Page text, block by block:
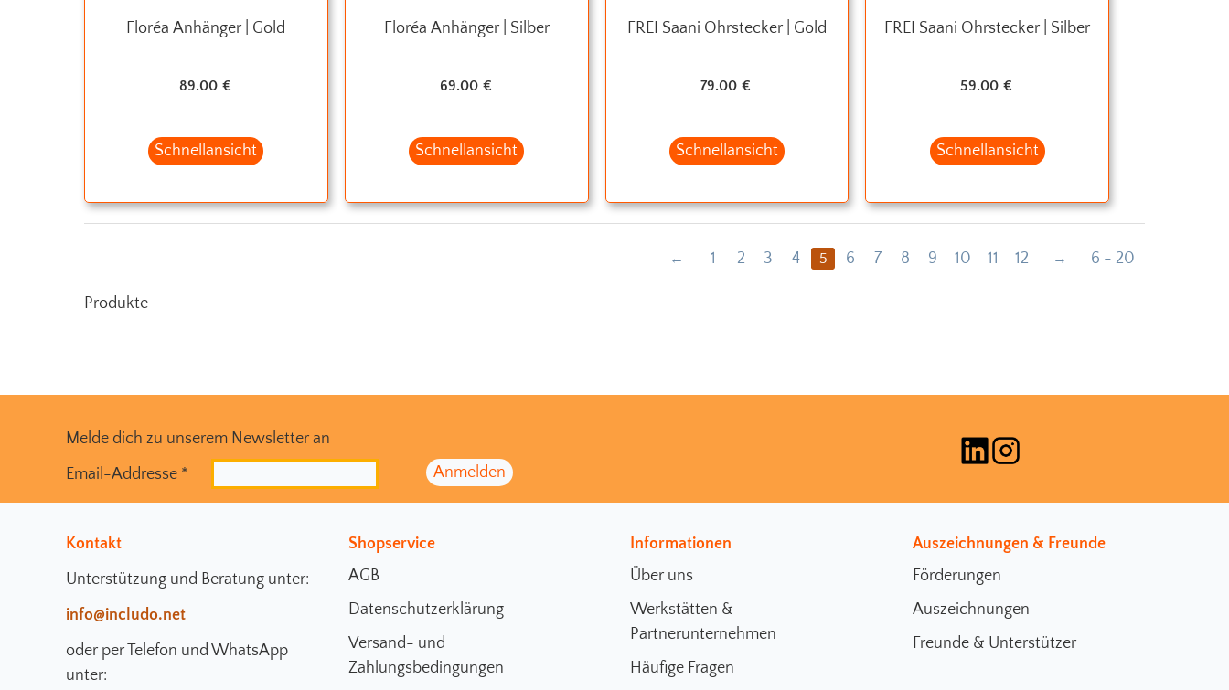
Floréa Anhänger | Gold
89.00 €
Schnellansicht
Floréa Anhänger | Silber
69.00 €
Schnellansicht
FREI Saani Ohrstecker | Gold
79.00 €
Schnellansicht
FREI Saani Ohrstecker | Silber
59.00 €
Schnellansicht
1 2 3 4 5 6 7 8 9 10 11 12 6 - 20
Produkte
Melde dich zu unserem Newsletter an
Email-Addresse *
Kontakt
Unterstützung und Beratung unter:
info@includo.net
oder per Telefon und WhatsApp
unter:
Shopservice
AGB
Datenschutzerklärung
Versand- und
Zahlungsbedingungen
Informationen
Über uns
Werkstätten &
Partnerunternehmen
Häufige Fragen
Auszeichnungen & Freunde
Förderungen
Auszeichnungen
Freunde & Unterstützer